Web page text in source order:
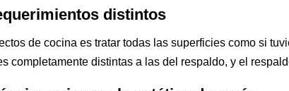
distintos
de cocina es tratar todas las superficies como si
completamente distintas a las del respaldo, y el